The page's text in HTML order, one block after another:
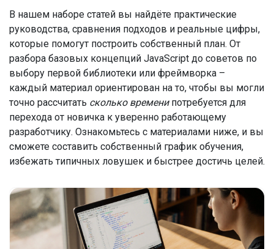
В нашем наборе статей вы найдёте практические
руководства, сравнения подходов и реальные цифры,
которые помогут построить собственный план. От
разбора базовых концепций JavaScript до советов по
выбору первой библиотеки или фреймворка –
каждый материал ориентирован на то, чтобы вы могли
точно рассчитать сколько временипотребуется для
перехода от новичка к уверенно работающему
разработчику. Ознакомьтесь с материалами ниже, и вы
сможете составить собственный график обучения,
избежать типичных ловушек и быстрее достичь целей.